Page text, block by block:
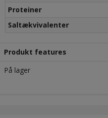
Proteiner
Saltækvivalenter
Produkt features
På lager